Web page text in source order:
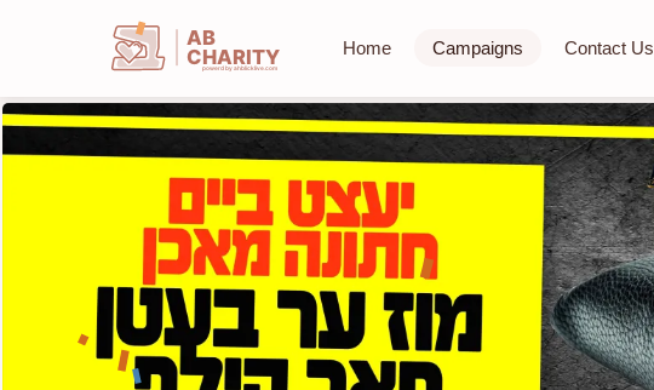
AB
CHARITY
powerd by ahblicklive.com
Home Campaigns Contact Us